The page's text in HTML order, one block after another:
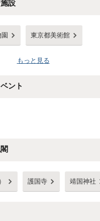
設
東京都美術館
もっと見る
ント
護国寺 靖国神社